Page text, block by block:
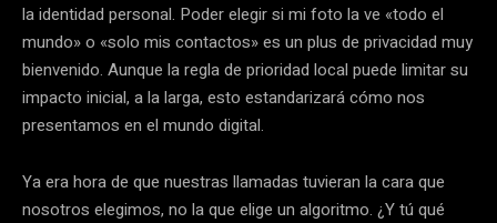
la identidad personal. Poder elegir si mi foto la ve «todo el
mundo» o «solo mis contactos» es un plus de privacidad muy
bienvenido. Aunque la regla de prioridad local puede limitar su
impacto inicial, a la larga, esto estandarizará cómo nos
presentamos en el mundo digital.
Ya era hora de que nuestras llamadas tuvieran la cara que
nosotros elegimos, no la que elige un algoritmo. ¿Y tú qué